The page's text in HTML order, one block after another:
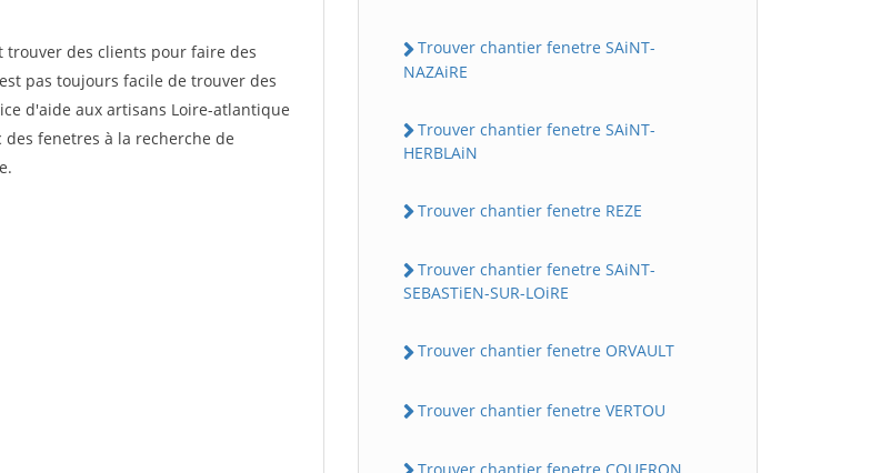
trouver des clients pour faire des
pas toujours facile de trouver des
d'aide aux artisans Loire-atlantique
fenetres à la recherche de
Trouver chantier fenetre SAiNT-
NAZAiRE
Trouver chantier fenetre SAiNT-
HERBLAiN
Trouver chantier fenetre REZE
Trouver chantier fenetre SAiNT-
SEBASTiEN-SUR-LOiRE
Trouver chantier fenetre ORVAULT
Trouver chantier fenetre VERTOU